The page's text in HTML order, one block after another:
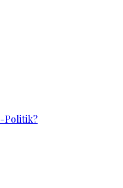
Politik?